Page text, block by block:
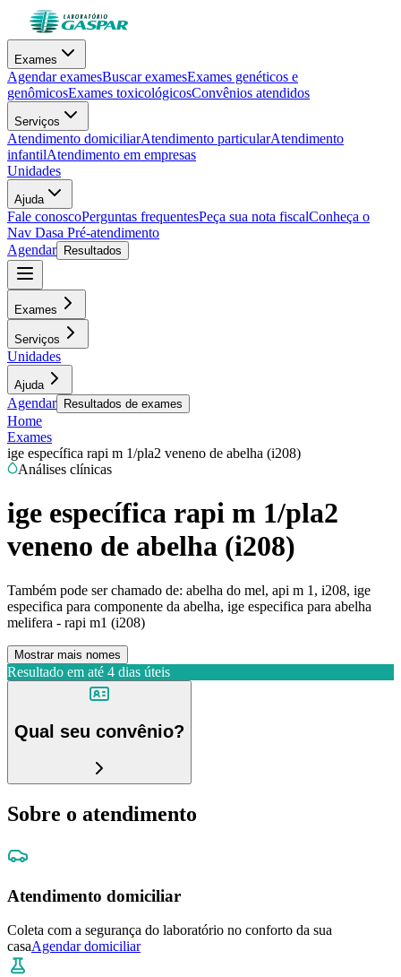
Exames
Agendar examesBuscar examesExames genéticos e
genômicosExames toxicológicosConvênios atendidos
Serviços
Atendimento domiciliarAtendimento particularAtendimento
infantilAtendimento em empresas
Unidades
Ajuda
Fale conoscoPerguntas frequentesPeça sua nota fiscalConheça o
Nav Dasa Pré-atendimento
Agendar
Resultados
Exames
Serviços
Unidades
Ajuda
Agendar Resultados de exames
Home
Exames
ige específica rapi m 1/pla2 veneno de abelha (i208)
Análises clínicas
ige específica rapi m 1/pla2
veneno de abelha (i208)
Também pode ser chamado de: abelha do mel, api m 1, i208, ige
especifica para componente da abelha, ige especifica para abelha
melifera - rapi m1 (i208)
Mostrar mais nomes
Resultado em até 4 dias úteis
Qual seu convênio?
Sobre o atendimento
Atendimento domiciliar
Coleta com a segurança do laboratório no conforto da sua
casaAgendar domiciliar